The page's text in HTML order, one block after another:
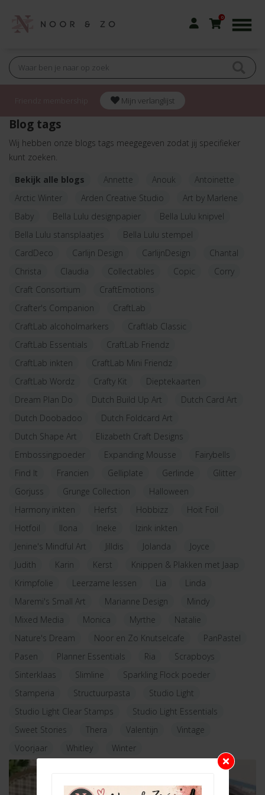
0
Mijn verlanglijst
Blog tags
Wij hebben onze blogs tags meegegeven zodat jij specifieker
kunt zoeken.
Bekijk alle blogs
Annette Anouk
Antoinette
Arctic Winter
Arden Creative Studio
Art by Marlene
Baby
Bella Lulu designpapier
Bella Lulu knipvel
Bella Lulu stansplaatjes
Bella Lulu stempel
CardDeco
Carlijn Design CarlijnDesign
Chantal
Christa
Claudia Collectables Copic
Corry
Craft Consortium
CraftEmotions
Crafter's Companion
CraftLab
CraftLab alcoholmarkers
Craftlab Classic
CraftLab Essentials
CraftLab Friendz
CraftLab inkten
CraftLab Mini Friendz
CraftLab Wordz
Crafty Kit
Dieptekaarten
Dream Plan Do
Dutch Build Up Art
Dutch Card Art
Dutch Doobadoo
Dutch Foldcard Art
Dutch Shape Art
Elizabeth Craft Designs
Embossingpoeder
Expanding Mousse
Fairybells
Find It
Francien Gelliplate Gerlinde
Glitter
Gorjuss
Grunge Collection
Halloween
Harmony inkten
Herfst Hobbizz
Hoit Foil
Hotfoil
Ilona Ineke
Izink inkten
Jenine's Mindful Art
Jilldis Jolanda
Joyce
Judith
Karin Kerst
Knippen & Plakken met Jaap
Krimpfolie
Leerzame lessen Lia
Linda
Maremi's Small Art
Marianne Design
Mindy
Mixed Media
Monica Myrthe
Natalie
Nature's Dream
Noor en Zo Knutselcafe
PanPastel
Pasen
Planner Essentials Ria
Scrapboys
Sinterklaas
Slimline
Sparkling Flock poeder
Stamperia
Structuurpasta
Studio Light
Studio Light Clear Stamps
Studio Light Essentials
Sweet Stories
Thera Valentijn
Vintage
Voorjaar
Whitley Winter